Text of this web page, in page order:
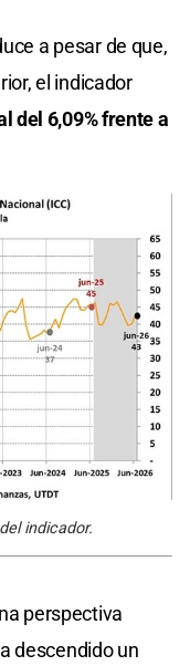
a pesar de que,
el indicador
del 6,09% frente a
indicador.
perspectiva
descendido un